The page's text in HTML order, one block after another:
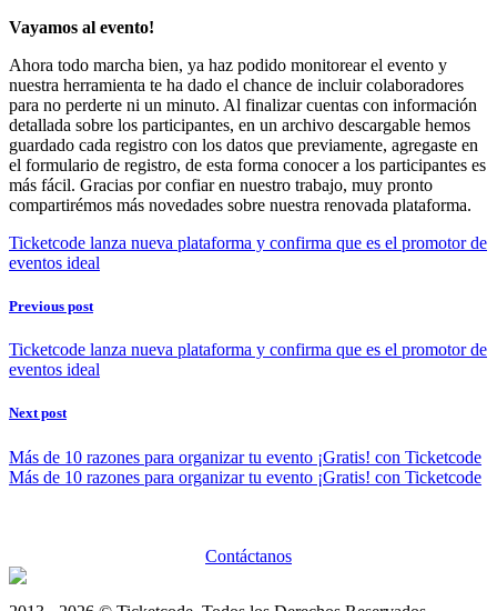
Vayamos al evento!
Ahora todo marcha bien, ya haz podido monitorear el evento y
nuestra herramienta te ha dado el chance de incluir colaboradores
para no perderte ni un minuto. Al finalizar cuentas con información
detallada sobre los participantes, en un archivo descargable hemos
guardado cada registro con los datos que previamente, agregaste en
el formulario de registro, de esta forma conocer a los participantes es
más fácil. Gracias por confiar en nuestro trabajo, muy pronto
compartirémos más novedades sobre nuestra renovada plataforma.
Ticketcode lanza nueva plataforma y confirma que es el promotor de
eventos ideal
Previous post
Ticketcode lanza nueva plataforma y confirma que es el promotor de
eventos ideal
Next post
Más de 10 razones para organizar tu evento ¡Gratis! con Ticketcode
Más de 10 razones para organizar tu evento ¡Gratis! con Ticketcode
Contáctanos